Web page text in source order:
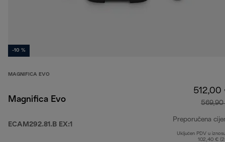
-10 %
MAGNIFICA EVO
Magnifica Evo
ECAM292.81.B EX:1
512,00
Preporučena
Uključen PDV u
102,40 €